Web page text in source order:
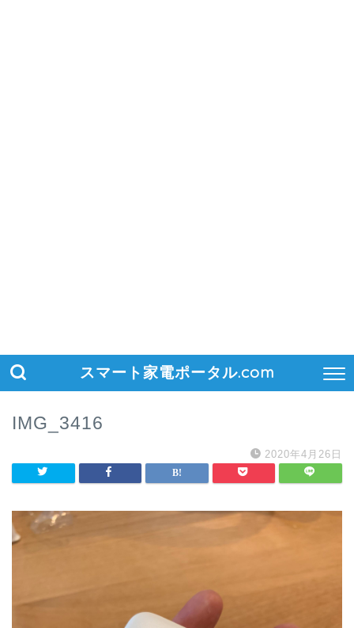
スマート家電ポータル.com
IMG_3416
2020年4月26日